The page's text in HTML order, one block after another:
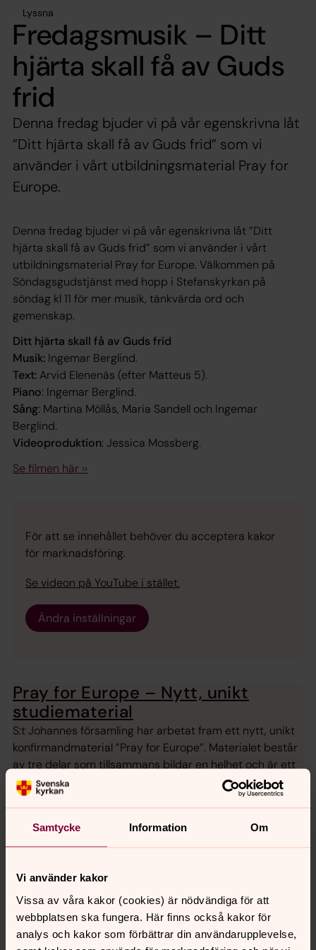
Samtycke Information Om
Vi använder kakor
Vissa av våra kakor (cookies) är nödvändiga för att
webbplatsen ska fungera. Här finns också kakor för
analys och kakor som förbättrar din användarupplevelse,
Lyssna
Fredagsmusik – Ditt
hjärta skall få av Guds
frid
Denna fredag bjuder vi på vår egenskrivna låt
”Ditt hjärta skall få av Guds frid” som vi
använder i vårt utbildningsmaterial Pray for
Europe.
Denna fredag bjuder vi på vår egenskrivna låt ”Ditt
hjärta skall få av Guds frid” som vi använder i vårt
utbildningsmaterial Pray for Europe. Välkommen på
Söndagsgudstjänst med hopp i Stefanskyrkan på
söndag kl 11 för mer musik, tänkvärda ord och
gemenskap.
Ditt hjärta skall få av Guds frid
Musik: Ingemar Berglind.
Text: Arvid Elenenäs (efter Matteus 5).
Piano: Ingemar Berglind.
Sång: Martina Möllås, Maria Sandell och Ingemar
Berglind.
Videoproduktion: Jessica Mossberg.
Se filmen här ››
För att se innehållet behöver du acceptera kakor
för marknadsföring.
Se videon på YouTube i stället.
Ändra inställningar
Pray for Europe – Nytt, unikt
studiematerial
S:t Johannes församling har arbetat fram ett nytt, unikt
konfirmandmaterial ”Pray for Europe”. Materialet består
av tre delar som tillsammans bildar en helhet och är ett
mycket intressant, aktuellt och användbart koncept för
många.
Musikprogram 2026
hög konstnärlig kvalitet. Nedan ser ni vårt konsertutbud
för våren 2026.
Fredagsmusik – Kom mitt barn